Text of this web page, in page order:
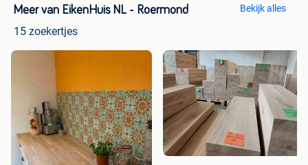
Meer van EikenHuis NL - Roermond
15 zoekertjes
Bekijk alles